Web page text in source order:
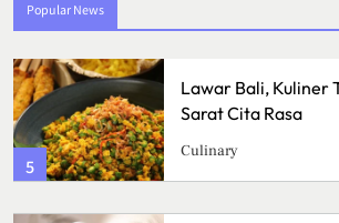
Popular News
Kuliner Tradisional yang
Rasa